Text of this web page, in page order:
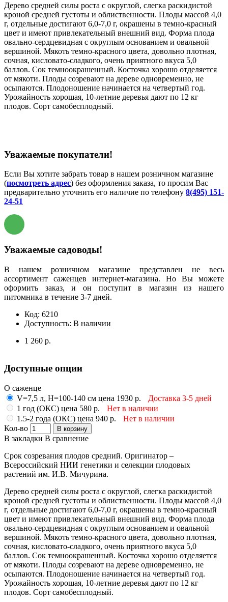
Дерево средней силы роста с округлой, слегка раскидистой
кроной средней густоты и облиственности. Плоды массой 4,0
г, отдельные достигают 6,0-7,0 г, окрашены в темно-красный
цвет и имеют привлекательный внешний вид. Форма плода
овально-сердцевидная с округлым основанием и овальной
вершиной. Мякоть темно-красного цвета, довольно плотная,
сочная, кисловато-сладкого, очень приятного вкуса 5,0
баллов. Сок темноокрашенный. Косточка хорошо отделяется
от мякоти. Плоды созревают на дереве одновременно, не
осыпаются. Плодоношение начинается на четвертый год.
Урожайность хорошая, 10-летние деревья дают по 12 кг
плодов. Сорт самобесплодный.
Уважаемые покупатели!
Если Вы хотите забрать товар в нашем розничном магазине
(посмотреть адрес) без оформления заказа, то просим Вас
предварительно уточнить его наличие по телефону 8(495) 151-
24-51
Уважаемые садоводы!
В нашем розничном магазине представлен не весь
ассортимент саженцев интернет-магазина. Но Вы можете
оформить заказ, и он поступит в магазин из нашего
питомника в течение 3-7 дней.
Код: 6210
Доступность: В наличии
1 260 р.
Доступные опции
О саженце
V=7,5 л, H=100-140 см цена 1930 р.
Доставка 3-5 дней
1 год (ОКС) цена 580 р.
Нет в наличии
1.5-2 года (ОКС) цена 940 р.
Нет в наличии
Кол-во
В корзину
В закладки В сравнение
Срок созревания плодов средний. Оригинатор –
Всероссийский НИИ генетики и селекции плодовых
растений им. И.В. Мичурина.
Дерево средней силы роста с округлой, слегка раскидистой
кроной средней густоты и облиственности. Плоды массой 4,0
г, отдельные достигают 6,0-7,0 г, окрашены в темно-красный
цвет и имеют привлекательный внешний вид. Форма плода
овально-сердцевидная с округлым основанием и овальной
вершиной. Мякоть темно-красного цвета, довольно плотная,
сочная, кисловато-сладкого, очень приятного вкуса 5,0
баллов. Сок темноокрашенный. Косточка хорошо отделяется
от мякоти. Плоды созревают на дереве одновременно, не
осыпаются. Плодоношение начинается на четвертый год.
Урожайность хорошая, 10-летние деревья дают по 12 кг
плодов. Сорт самобесплодный.